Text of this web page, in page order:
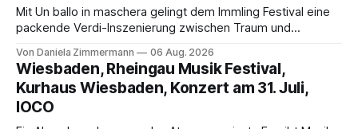
Mit Un ballo in maschera gelingt dem Immling Festival eine
packende Verdi-Inszenierung zwischen Traum und
psychologische Tiefe mit starken Bildern, getragen von
einem spielfreudigen Ensemble und einer musikalisch
überzeugenden Gesamtleistung.
Von Daniela Zimmermann 06 Aug. 2026
Wiesbaden, Rheingau Musik Festival,
Kurhaus Wiesbaden, Konzert am 31. Juli,
IOCO